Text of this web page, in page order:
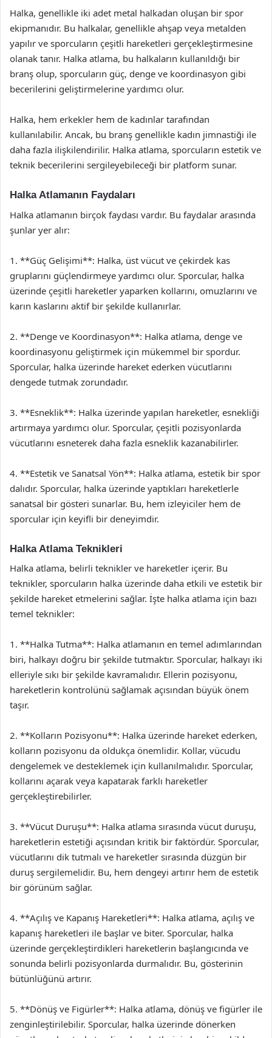
Halka, genellikle iki adet metal halkadan oluşan bir spor
ekipmanıdır. Bu halkalar, genellikle ahşap veya metalden
yapılır ve sporcuların çeşitli hareketleri gerçekleştirmesine
olanak tanır. Halka atlama, bu halkaların kullanıldığı bir
branş olup, sporcuların güç, denge ve koordinasyon gibi
becerilerini geliştirmelerine yardımcı olur.
Halka, hem erkekler hem de kadınlar tarafından
kullanılabilir. Ancak, bu branş genellikle kadın jimnastiği ile
daha fazla ilişkilendirilir. Halka atlama, sporcuların estetik ve
teknik becerilerini sergileyebileceği bir platform sunar.
Halka Atlamanın Faydaları
Halka atlamanın birçok faydası vardır. Bu faydalar arasında
şunlar yer alır:
1. **Güç Gelişimi**: Halka, üst vücut ve çekirdek kas
gruplarını güçlendirmeye yardımcı olur. Sporcular, halka
üzerinde çeşitli hareketler yaparken kollarını, omuzlarını ve
karın kaslarını aktif bir şekilde kullanırlar.
2. **Denge ve Koordinasyon**: Halka atlama, denge ve
koordinasyonu geliştirmek için mükemmel bir spordur.
Sporcular, halka üzerinde hareket ederken vücutlarını
dengede tutmak zorundadır.
3. **Esneklik**: Halka üzerinde yapılan hareketler, esnekliği
artırmaya yardımcı olur. Sporcular, çeşitli pozisyonlarda
vücutlarını esneterek daha fazla esneklik kazanabilirler.
4. **Estetik ve Sanatsal Yön**: Halka atlama, estetik bir spor
dalıdır. Sporcular, halka üzerinde yaptıkları hareketlerle
sanatsal bir gösteri sunarlar. Bu, hem izleyiciler hem de
sporcular için keyifli bir deneyimdir.
Halka Atlama Teknikleri
Halka atlama, belirli teknikler ve hareketler içerir. Bu
teknikler, sporcuların halka üzerinde daha etkili ve estetik bir
şekilde hareket etmelerini sağlar. İşte halka atlama için bazı
temel teknikler:
1. **Halka Tutma**: Halka atlamanın en temel adımlarından
biri, halkayı doğru bir şekilde tutmaktır. Sporcular, halkayı iki
elleriyle sıkı bir şekilde kavramalıdır. Ellerin pozisyonu,
hareketlerin kontrolünü sağlamak açısından büyük önem
taşır.
2. **Kolların Pozisyonu**: Halka üzerinde hareket ederken,
kolların pozisyonu da oldukça önemlidir. Kollar, vücudu
dengelemek ve desteklemek için kullanılmalıdır. Sporcular,
kollarını açarak veya kapatarak farklı hareketler
gerçekleştirebilirler.
3. **Vücut Duruşu**: Halka atlama sırasında vücut duruşu,
hareketlerin estetiği açısından kritik bir faktördür. Sporcular,
vücutlarını dik tutmalı ve hareketler sırasında düzgün bir
duruş sergilemelidir. Bu, hem dengeyi artırır hem de estetik
bir görünüm sağlar.
4. **Açılış ve Kapanış Hareketleri**: Halka atlama, açılış ve
kapanış hareketleri ile başlar ve biter. Sporcular, halka
üzerinde gerçekleştirdikleri hareketlerin başlangıcında ve
sonunda belirli pozisyonlarda durmalıdır. Bu, gösterinin
bütünlüğünü artırır.
5. **Dönüş ve Figürler**: Halka atlama, dönüş ve figürler ile
zenginleştirilebilir. Sporcular, halka üzerinde dönerken